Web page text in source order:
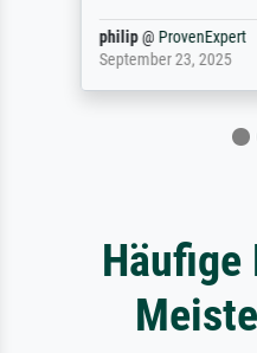
philip@ ProvenExpert
September 23, 2025
Häufige